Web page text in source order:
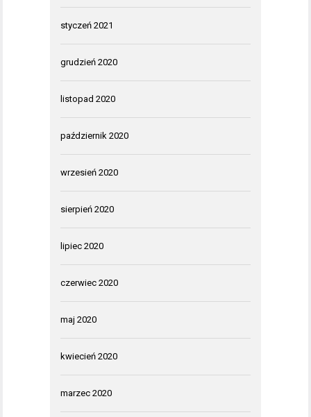
styczeń 2021
grudzień 2020
listopad 2020
październik 2020
wrzesień 2020
sierpień 2020
lipiec 2020
czerwiec 2020
maj 2020
kwiecień 2020
marzec 2020